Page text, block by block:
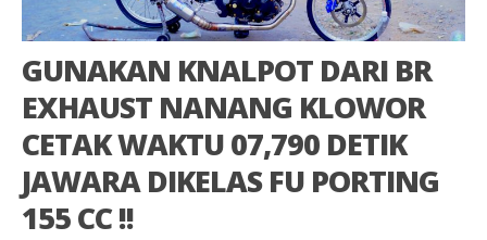
GUNAKAN KNALPOT DARI BR
EXHAUST NANANG KLOWOR
CETAK WAKTU 07,790 DETIK
JAWARA DIKELAS FU PORTING
155 CC !!